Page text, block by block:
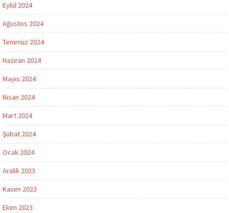
Eylül 2024
Ağustos 2024
Temmuz 2024
Haziran 2024
Mayıs 2024
Nisan 2024
Mart 2024
Şubat 2024
Ocak 2024
Aralık 2023
Kasım 2023
Ekim 2023